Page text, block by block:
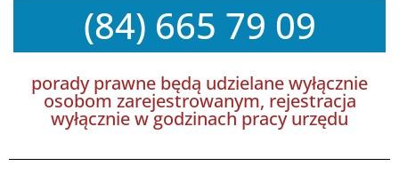
(84) 665 79 09
porady prawne będą udzielane wyłącznie
osobom zarejestrowanym, rejestracja
wyłącznie w godzinach pracy urzędu